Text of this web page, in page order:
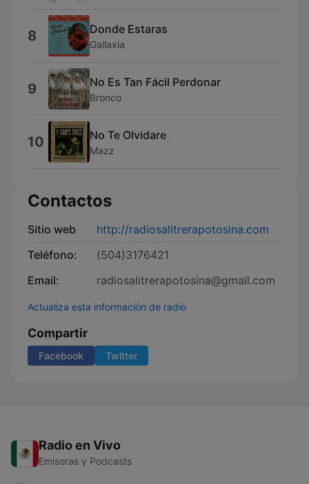
8 Donde Estaras
Gallaxia
9 No Es Tan Fácil Perdonar
Bronco
10 No Te Olvidare
Mazz
Contactos
Sitio web
http://radiosalitrerapotosina.com
Teléfono:
(504)3176421
Email:
radiosalitrerapotosina@gmail.com
Actualiza esta información de radio
Compartir
Facebook Twitter
Radio en Vivo
Emisoras y Podcasts